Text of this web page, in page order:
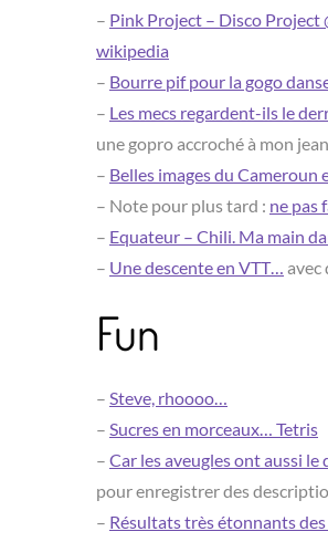
– Pink Project – Disco Project
wikipedia
– Bourre pif pour la gogo
– Les mecs regardent-ils le
une gopro accroché à mon
– Belles images du Cameroun
– Note pour plus tard : ne pas
– Equateur – Chili. Ma main
– Une descente en VTT… avec
Fun
– Steve, rhoooo…
– Sucres en morceaux… Tetris
– Car les aveugles ont aussi
pour enregistrer des
– Résultats très étonnants